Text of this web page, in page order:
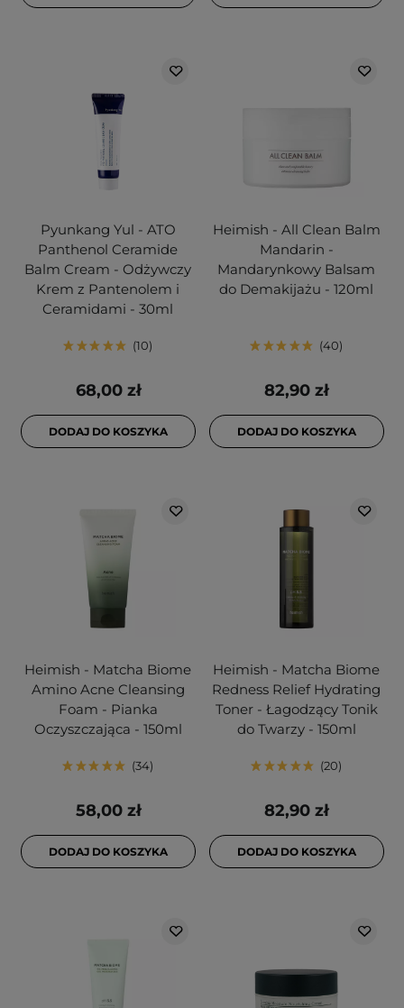
Pyunkang Yul - ATO
Panthenol Ceramide
Balm Cream - Odżywczy
Krem z Pantenolem i
Ceramidami - 30ml
10
68,00 zł
DODAJ DO KOSZYKA
Heimish - All Clean Balm
Mandarin -
Mandarynkowy Balsam
do Demakijażu - 120ml
40
82,90 zł
DODAJ DO KOSZYKA
Heimish - Matcha Biome
Amino Acne Cleansing
Foam - Pianka
Oczyszczająca - 150ml
34
58,00 zł
DODAJ DO KOSZYKA
Heimish - Matcha Biome
Redness Relief Hydrating
Toner - Łagodzący Tonik
do Twarzy - 150ml
20
82,90 zł
DODAJ DO KOSZYKA